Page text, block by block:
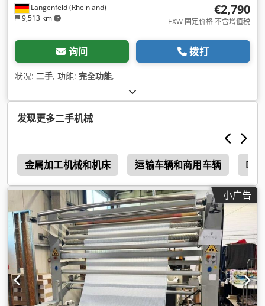
Langenfeld (Rheinland)
9,513 km
€2,790
EXW 固定价格 不含增值税
询问 拨打
状况: 二手, 功能: 完全功能,
发现更多二手机械
金属加工机械和机床 运输车辆和商用车辆 Disa
小广告